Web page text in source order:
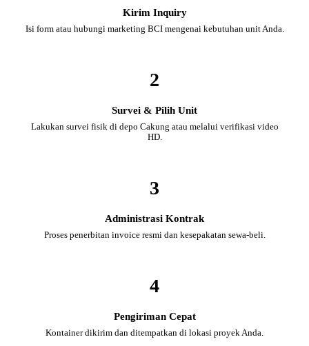
Kirim Inquiry
Isi form atau hubungi marketing BCI mengenai kebutuhan unit Anda.
2
Survei & Pilih Unit
Lakukan survei fisik di depo Cakung atau melalui verifikasi video
HD.
3
Administrasi Kontrak
Proses penerbitan invoice resmi dan kesepakatan sewa-beli.
4
Pengiriman Cepat
Kontainer dikirim dan ditempatkan di lokasi proyek Anda.